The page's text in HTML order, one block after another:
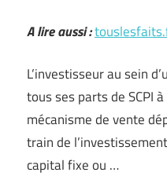
A lire aussi :
L’investisseur au sein
tous ses parts de SCPI
mécanisme de vente
train de
capital fixe ou …